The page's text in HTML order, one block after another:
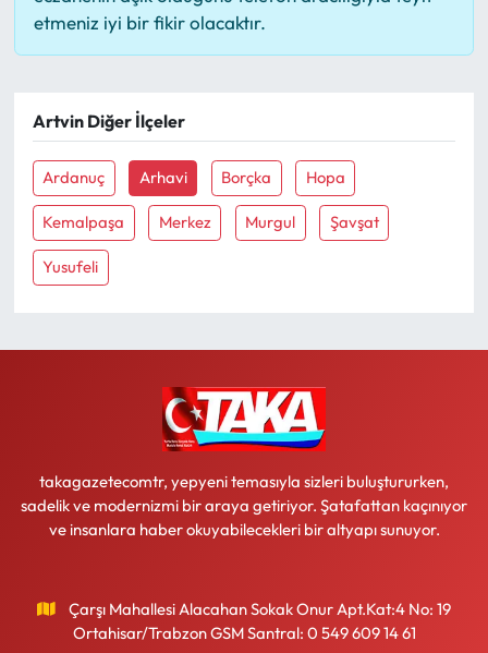
etmeniz iyi bir fikir olacaktır.
Artvin Diğer İlçeler
Ardanuç Arhavi Borçka Hopa
Kemalpaşa Merkez Murgul Şavşat
Yusufeli
takagazetecomtr, yepyeni temasıyla sizleri buluştururken,
sadelik ve modernizmi bir araya getiriyor. Şatafattan kaçınıyor
ve insanlara haber okuyabilecekleri bir altyapı sunuyor.
Çarşı Mahallesi Alacahan Sokak Onur Apt.Kat:4 No: 19
Ortahisar/Trabzon GSM Santral: 0 549 609 14 61
Spor Yazıları
Mektup Galeri
Ekonomi
Sağlık
Turizm